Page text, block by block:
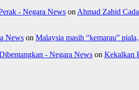
- Negara News onAhmad Zahid
News on Malaysia masih “kemarau”
- Negara News on Kekalkan